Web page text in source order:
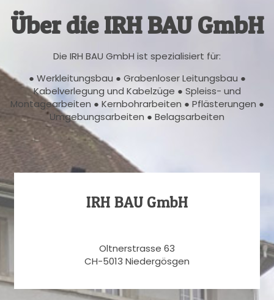
Über die IRH BAU GmbH
Die IRH BAU GmbH ist spezialisiert für:
● Werkleitungsbau ● Grabenloser Leitungsbau ●
Kabelverlegung und Kabelzüge ● Spleiss- und
Montagearbeiten ● Kernbohrarbeiten ● Pflästerungen ●
Umgebungsarbeiten ● Belagsarbeiten
IRH BAU GmbH
Oltnerstrasse 63
CH-5013 Niedergösgen